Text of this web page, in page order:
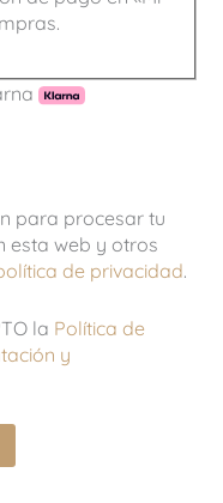
para procesar tu
esta web y otros
de privacidad.
la Política de
y